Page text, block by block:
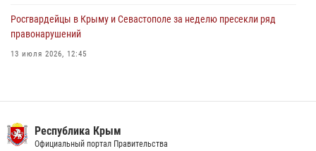
Росгвардейцы в Крыму и Севастополе за неделю пресекли ряд
правонарушений
13 июля 2026, 12:45
21 июля 2026, 13:18
Росгвардия в Крыму и Севастополе задержала ряд
правонарушителей
Республика Крым
Официальный портал Правительства